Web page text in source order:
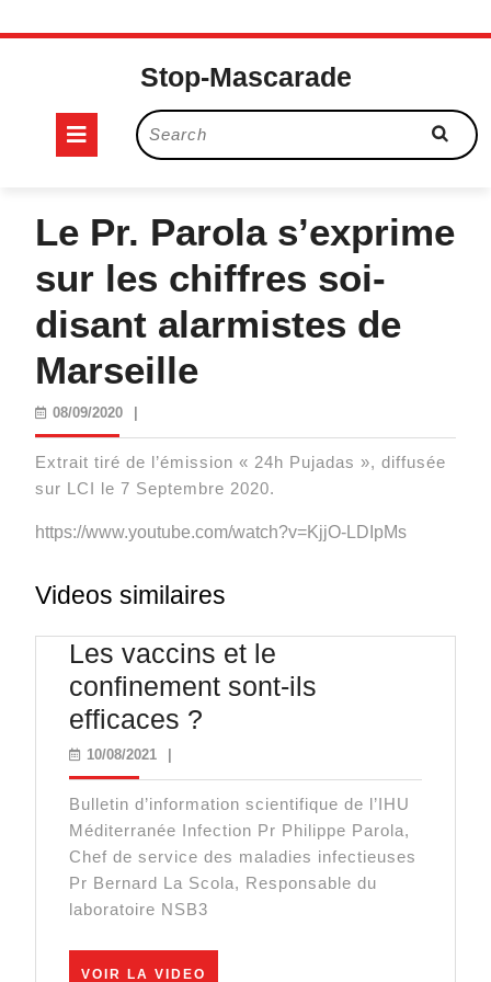
Skip
Stop-Mascarade
Open
Search
for:
Le Pr. Parola s’exprime
sur les chiffres soi-
disant alarmistes de
Marseille
08/09/202008/09/2020
Extrait tiré de l’émission « 24h Pujadas », diffusée
sur LCI le 7 Septembre 2020.
https://www.youtube.com/watch?v=KjjO-LDIpMs
Videos similaires
Les vaccins et le
confinement sont-ils
efficaces ?
et
le
confinement
sont-
ils
efficaces
10/08/202110/08/2021
Bulletin d’information scientifique de l’IHU
Méditerranée Infection Pr Philippe Parola,
Chef de service des maladies infectieuses
Pr Bernard La Scola, Responsable du
laboratoire NSB3
VOIR LA VIDEO